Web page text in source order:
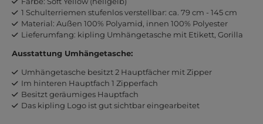
1 Schulterriemen stufenlos verstellbar: ca. 79 cm - 145 cm
Material: Außen 100% Polyamid, innen 100% Polyester
Lieferumfang: kipling Umhängetasche mit Etikett, Gorilla
Ausstattung Umhängetasche:
Umhängetasche besitzt 2 Hauptfächer mit Zipper
Im hinteren Hauptfach 1 Zipperfach
Besitzt geräumiges Hauptfach
Das kipling Logo ist gut sichtbar eingearbeitet